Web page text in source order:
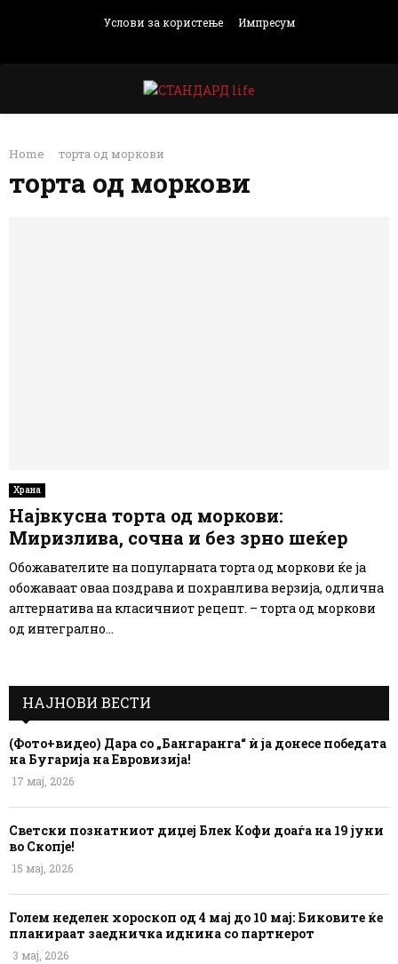
Услови за користење Импресум
PRIMARY
MENU
Home торта од моркови
торта од моркови
Храна
Највкусна торта од моркови:
Миризлива, сочна и без зрно шеќер
Обожавателите на популарната торта од моркови ќе ја
обожаваат оваа поздрава и похранлива верзија, одлична
алтернатива на класичниот рецепт. – торта од моркови
од интегрално...
НАЈНОВИ ВЕСТИ
(Фото+видео) Дара со „Бангаранга“ ѝ ја донесе победата
на Бугарија на Евровизија!
17 мај, 2026
Светски познатниот диџеј Блек Кофи доаѓа на 19 јуни
во Скопје!
15 мај, 2026
Голем неделен хороскоп од 4 мај до 10 мај: Биковите ќе
планираат заедничка иднина со партнерот
3 мај, 2026